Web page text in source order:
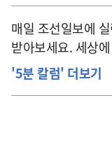
매일 조선일보에
받아보세요. 세상
'5분 칼럼' 더보기